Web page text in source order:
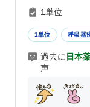
1単位
1単位 呼吸器
過去に 日本
声